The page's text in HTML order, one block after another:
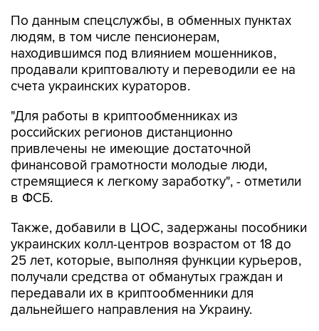
По данным спецслужбы, в обменных пунктах
людям, в том числе пенсионерам,
находившимся под влиянием мошенников,
продавали криптовалюту и переводили ее на
счета украинских кураторов.
"Для работы в криптообменниках из
российских регионов дистанционно
привлечены не имеющие достаточной
финансовой грамотности молодые люди,
стремящиеся к легкому заработку", - отметили
в ФСБ.
Также, добавили в ЦОС, задержаны пособники
украинских колл-центров возрастом от 18 до
25 лет, которые, выполняя функции курьеров,
получали средства от обманутых граждан и
передавали их в криптообменники для
дальнейшего направления на Украину.